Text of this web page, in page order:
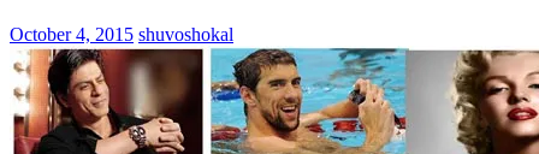
October 4, 2015 shuvoshokal